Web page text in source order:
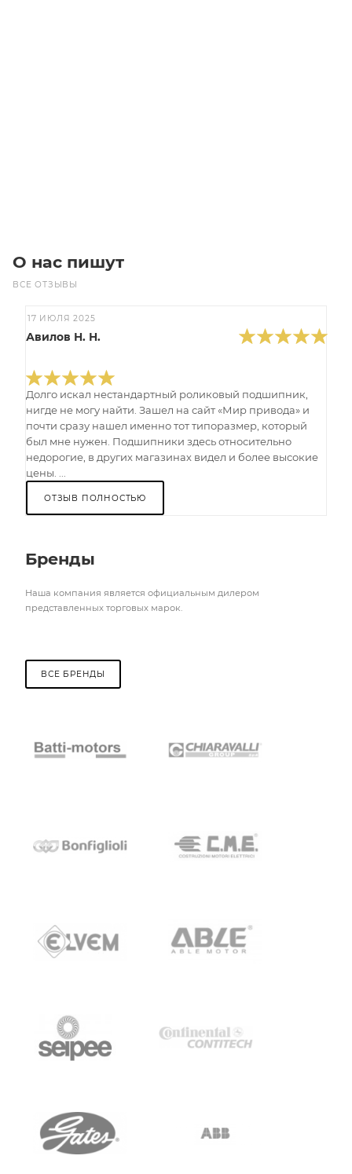
О нас пишут
ВСЕ ОТЗЫВЫ
17 ИЮЛЯ 2025
Авилов Н. Н.
Долго искал нестандартный роликовый подшипник,
нигде не могу найти. Зашел на сайт «Мир привода» и
почти сразу нашел именно тот типоразмер, который
был мне нужен. Подшипники здесь относительно
недорогие, в других магазинах видел и более высокие
цены. ...
ОТЗЫВ ПОЛНОСТЬЮ
Бренды
Наша компания является официальным дилером
представленных торговых марок.
ВСЕ БРЕНДЫ